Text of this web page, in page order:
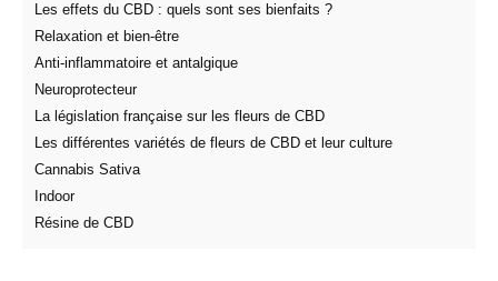
Les effets du CBD : quels sont ses bienfaits ?
Relaxation et bien-être
Anti-inflammatoire et antalgique
Neuroprotecteur
La législation française sur les fleurs de CBD
Les différentes variétés de fleurs de CBD et leur culture
Cannabis Sativa
Indoor
Résine de CBD